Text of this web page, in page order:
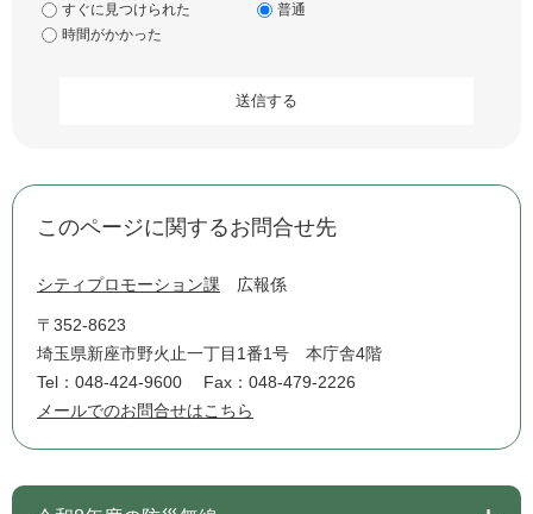
すぐに見つけられた
普通
時間がかかった
このページに関するお問合せ先
シティプロモーション課 広報係
〒352-8623
埼玉県新座市野火止一丁目1番1号 本庁舎4階
Tel：048-424-9600
Fax：048-479-2226
メールでのお問合せはこちら